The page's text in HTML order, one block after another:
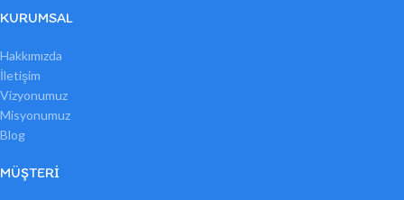
KURUMSAL
Hakkımızda
İletişim
Vizyonumuz
Misyonumuz
Blog
MÜŞTERI